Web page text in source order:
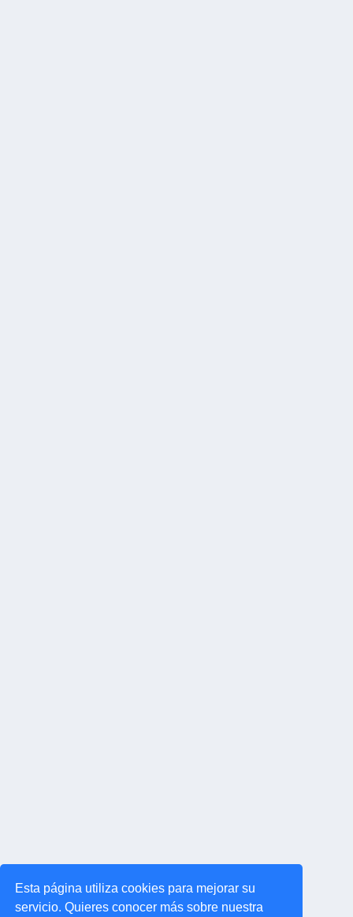
Esta página utiliza cookies para mejorar su
servicio. Quieres conocer más sobre nuestra